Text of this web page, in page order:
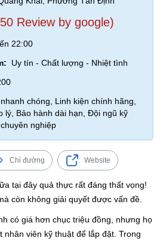
Review by google)
22:00
Uy tín - Chất lượng - Nhiệt tình
chóng, Linh kiện chính hãng,
lý, Bảo hành dài hạn, Đội ngũ kỹ
nghiệp
Chỉ đường Website
tại đây quả thực rất đáng thất vọng!
còn không giải quyết được vấn đề.
có giá hơn chục triệu đồng, nhưng họ
nhân viên kỹ thuật để lắp đặt. Trong